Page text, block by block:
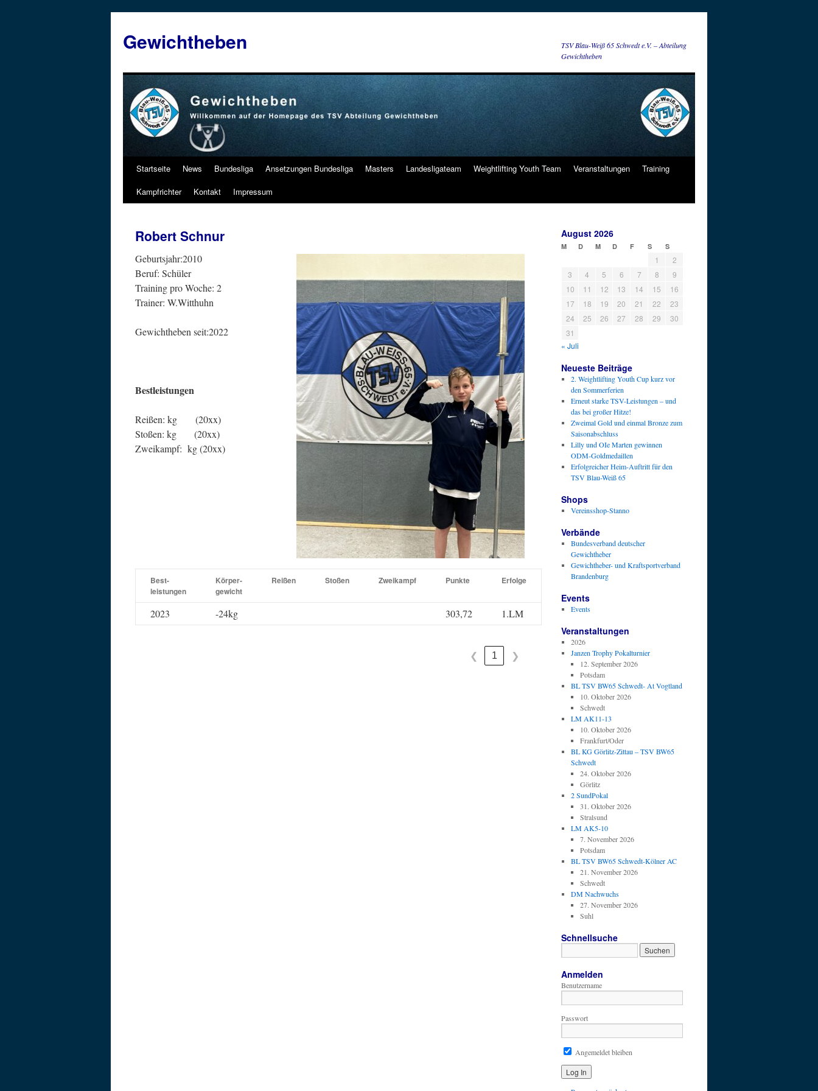
springen
Gewichtheben
TSV Blau-Weiß 65 Schwedt e.V. – Abteilung
Gewichtheben
Startseite News Bundesliga Ansetzungen Bundesliga Masters Landesligateam Weightlifting Youth Team Veranstaltungen
Training
Kampfrichter
Kontakt Impressum
Robert Schnur
Geburtsjahr:2010
Beruf: Schüler
Training pro Woche: 2
Trainer: W.Witthuhn
Gewichtheben seit:2022
Bestleistungen
Reißen: kg (20xx)
Stoßen: kg (20xx)
Zweikampf: kg (20xx)
Best-
leistungen
Körper-
gewicht
Reißen Stoßen Zweikampf Punkte Erfolge
2023 -24kg 303,72 1.LM
❮ 1 ❯
August 2026
M D M D F S S
1
2
3
4 5 6 7 8
9
10
11 12 13 14 15
16
17
18 19 20 21 22
23
24
25 26 27 28 29
30
31
« Juli
Neueste Beiträge
2. Weightlifting Youth Cup kurz vor
den Sommerferien
Erneut starke TSV-Leistungen – und
das bei großer Hitze!
Zweimal Gold und einmal Bronze zum
Saisonabschluss
Lilly und OIe Marten gewinnen
ODM-Goldmedaillen
Erfolgreicher Heim-Auftritt für den
TSV Blau-Weiß 65
Shops
Vereinsshop-Stanno
Verbände
Bundesverband deutscher
Gewichtheber
Gewichtheber- und Kraftsportverband
Brandenburg
Events
Events
Veranstaltungen
2026
Janzen Trophy Pokalturnier
12. September 2026
Potsdam
BL TSV BW65 Schwedt- At Vogtland
10. Oktober 2026
Schwedt
LM AK11-13
10. Oktober 2026
Frankfurt/Oder
BL KG Görlitz-Zittau – TSV BW65
Schwedt
24. Oktober 2026
Görlitz
2 SundPokal
31. Oktober 2026
Stralsund
LM AK5-10
7. November 2026
Potsdam
BL TSV BW65 Schwedt-Kölner AC
21. November 2026
Schwedt
DM Nachwuchs
27. November 2026
Suhl
Schnellsuche
Anmelden
Benutzername
Passwort
Angemeldet bleiben